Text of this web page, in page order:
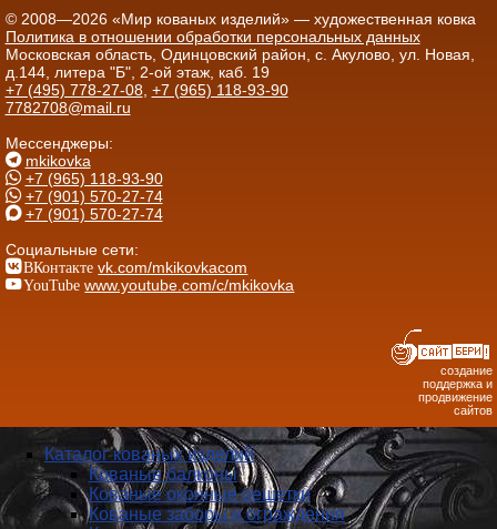
© 2008—2026 «Мир кованых изделий» — художественная ковка
Политика в отношении обработки персональных данных
Московская область, Одинцовский район, с. Акулово, ул. Новая,
д.144, литера "Б", 2-ой этаж, каб. 19
+7 (495) 778-27-08, +7 (965) 118-93-90
7782708@mail.ru
Мессенджеры:
mkikovka
+7 (965) 118-93-90
+7 (901) 570-27-74
+7 (901) 570-27-74
Социальные сети:
ВКонтакте vk.com/mkikovkacom
YouTube www.youtube.com/c/mkikovka
создание
поддержка и
продвижение
сайтов
Каталог кованых изделий
Кованые балконы
Кованые оконные решетки
Кованые заборы и ог­ражде­ния